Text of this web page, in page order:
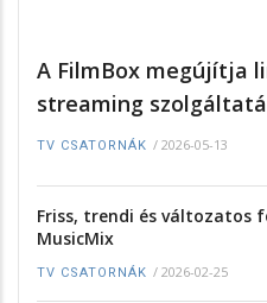
A FilmBox megújítja
streaming
TV CSATORNÁK / 2026-05-13
Friss, trendi és változatos
MusicMix
TV CSATORNÁK / 2026-02-25